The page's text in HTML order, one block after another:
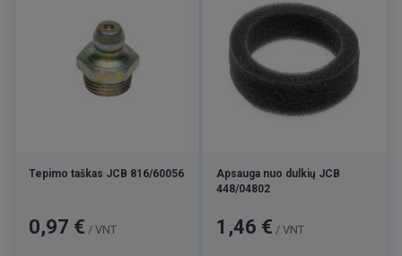
Tepimo taškas JCB 816/60056
Kaina
0,97 € / VNT
Apsauga nuo dulkių JCB
448/04802
Kaina
1,46 € / VNT